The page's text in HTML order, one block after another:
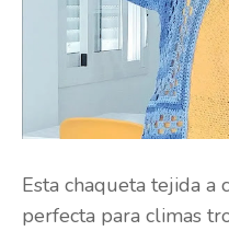
Esta chaqueta tejida a
perfecta para climas